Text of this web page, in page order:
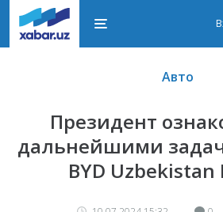
Авто
Президент
дальнейшими
BYD Uzbekistan